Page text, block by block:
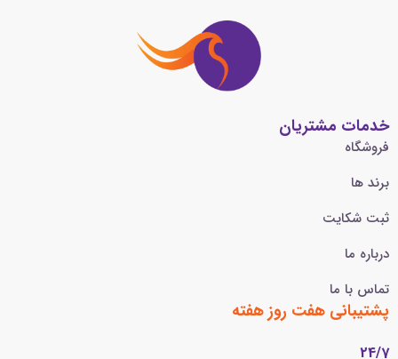
خدمات مشتریان
فروشگاه
برند ها
ثبت شکایت
درباره ما
تماس با ما
پشتیبانی هفت روز هفته
24/7